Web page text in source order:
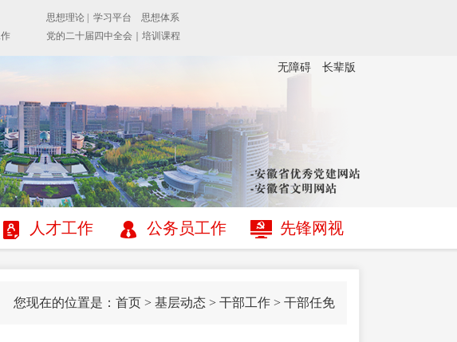
无障碍 长辈版
人才工作 公务员工作 先锋网视
您现在的位置是： 首页 > 基层动态 > 干部工作 > 干部任免